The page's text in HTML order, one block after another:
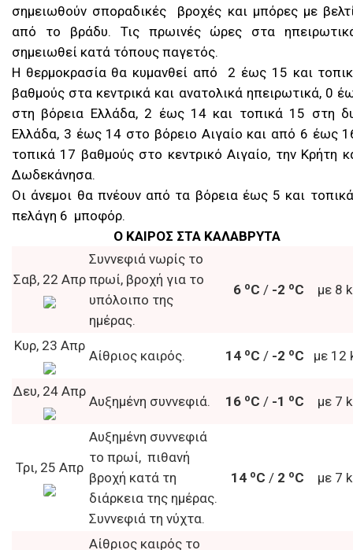
σημειωθούν σποραδικές βροχές και μπόρες με
από το βράδυ. Τις πρωινές ώρες στα
σημειωθεί κατά τόπους παγετός.
Η θερμοκρασία θα κυμανθεί από 2 έως 15 και
βαθμούς στα κεντρικά και ανατολικά ηπειρωτικά, 0
στη βόρεια Ελλάδα, 2 έως 14 και τοπικά 15 στη
Ελλάδα, 3 έως 14 στο βόρειο Αιγαίο και από 6 έως
τοπικά 17 βαθμούς στο κεντρικό Αιγαίο, την Κρήτη
Δωδεκάνησα.
Οι άνεμοι θα πνέουν από τα βόρεια έως 5 και
πελάγη 6 μποφόρ.
Ο ΚΑΙΡΟΣ ΣΤΑ ΚΑΛΑΒΡΥΤΑ
Σαβ, 22 Απρ
Συννεφιά νωρίς το
πρωί, βροχή για το
υπόλοιπο της
ημέρας.
6 oC / -2 oC με 8
Κυρ, 23 Απρ
Αίθριος καιρός. 14 oC / -2 oC με 12
Δευ, 24 Απρ
Αυξημένη συννεφιά. 16 oC / -1 oC με 7
Τρι, 25 Απρ
Αυξημένη συννεφιά
το πρωί, πιθανή
βροχή κατά τη
διάρκεια της ημέρας.
Συννεφιά τη νύχτα.
14 oC / 2 oC με 7
Αίθριος καιρός το